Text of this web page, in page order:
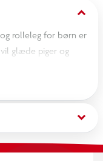
keyboard_arrow_down
rolleleg for børn er
glæde piger og
sjove
indeholder
og masser af
til rolleleg med
keyboard_arrow_down